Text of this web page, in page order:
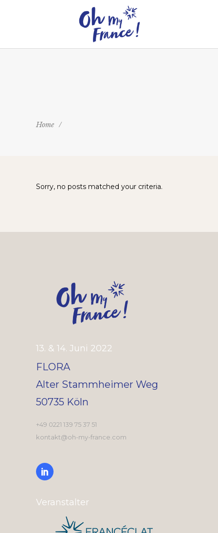
Home /
Sorry, no posts matched your criteria.
13. & 14. Juni 2022
FLORA
Alter Stammheimer Weg
50735 Köln
+49 0221 139 75 37 51
kontakt@oh-my-france.com
Veranstalter